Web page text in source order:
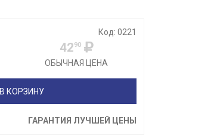
Код: 0221
4290
ОБЫЧНАЯ ЦЕНА
В КОРЗИНУ
ГАРАНТИЯ ЛУЧШЕЙ ЦЕНЫ